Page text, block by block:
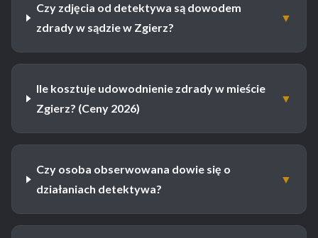
Czy zdjęcia od detektywa są dowodem
zdrady w sądzie w Zgierz?
▼
Ile kosztuje udowodnienie zdrady w mieście
Zgierz? (Ceny 2026)
▼
Czy osoba obserwowana dowie się o
działaniach detektywa?
▼